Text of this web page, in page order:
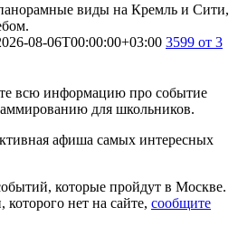
виды на Кремль и Сити,
08-06T00:00:00+03:00 3599 от 3
всю информацию про событие
для школьников.
афиша самых интересных
которые пройдут в Москве.
нет на сайте, сообщите